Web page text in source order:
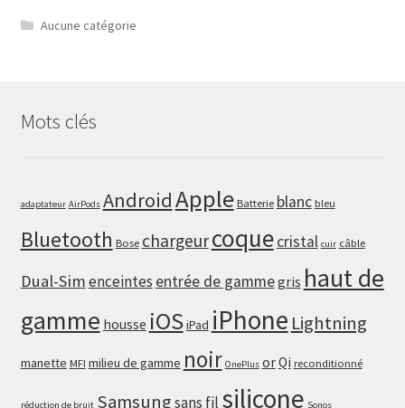
Aucune catégorie
Mots clés
adaptateur AirPods AndroidApple Batterie blanc bleu
Bluetooth Bose chargeurcoquecristal cuir câble
Dual-Simenceintes entrée de gammegris haut de
gamme housse iOSiPad iPhone Lightning
manette MFI milieu de gamme noir OnePlus orQi reconditionné
réduction de bruit Samsungsans fil silicone Sonos